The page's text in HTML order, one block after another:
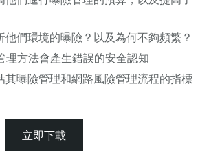
他們環境的曝險？以及為何不夠頻繁？
理方法會產生錯誤的安全認知
其曝險管理和網路風險管理流程的指標
立即下載